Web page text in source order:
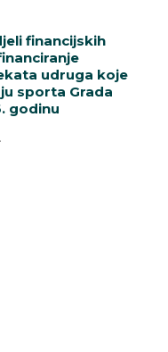
financijskih
udruga koje
sporta Grada
godinu